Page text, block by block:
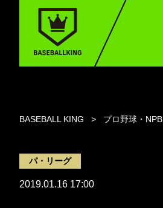
BASEBALL KING プロ野球・NPB
パ・リーグ
2019.01.16 17:00